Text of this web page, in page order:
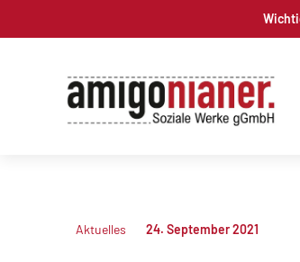
Aktuelles 24. September 2021